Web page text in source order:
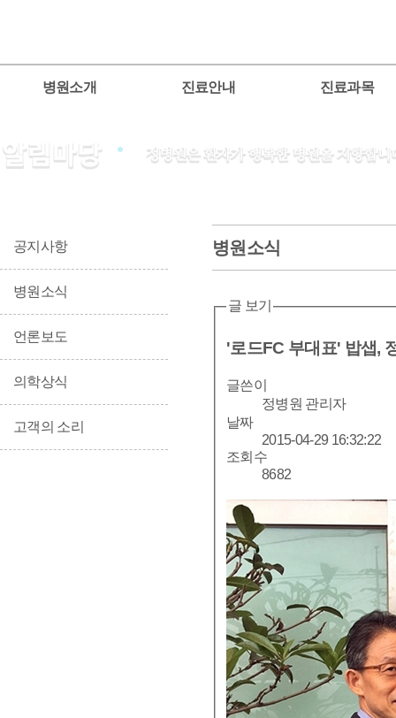
병원소개 진료안내 진료과목
공지사항
병원소식
언론보도
의학상식
고객의 소리
병원소식
글 보기
'로드FC 부대표' 밥샙,
글쓴이
정병원 관리자
날짜
2015-04-29 16:32:22
조회수
8682